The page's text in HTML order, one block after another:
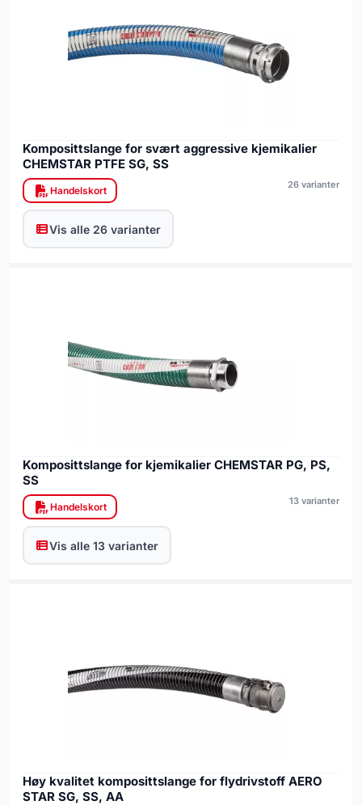
Komposittslange for svært aggressive kjemikalier
CHEMSTAR PTFE SG, SS
Handelskort 26 varianter
Vis alle 26 varianter
Komposittslange for kjemikalier CHEMSTAR PG, PS,
SS
Handelskort 13 varianter
Vis alle 13 varianter
Høy kvalitet komposittslange for flydrivstoff AERO
STAR SG, SS, AA